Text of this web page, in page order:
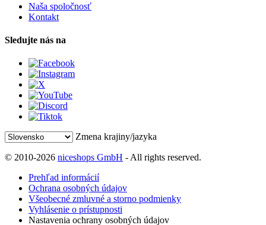
Naša spoločnosť
Kontakt
Sledujte nás na
Zmena krajiny/jazyka
© 2010-2026 niceshops GmbH - All rights reserved.
Prehľad informácií
Ochrana osobných údajov
Všeobecné zmluvné a storno podmienky
Vyhlásenie o prístupnosti
Nastavenia ochrany osobných údajov